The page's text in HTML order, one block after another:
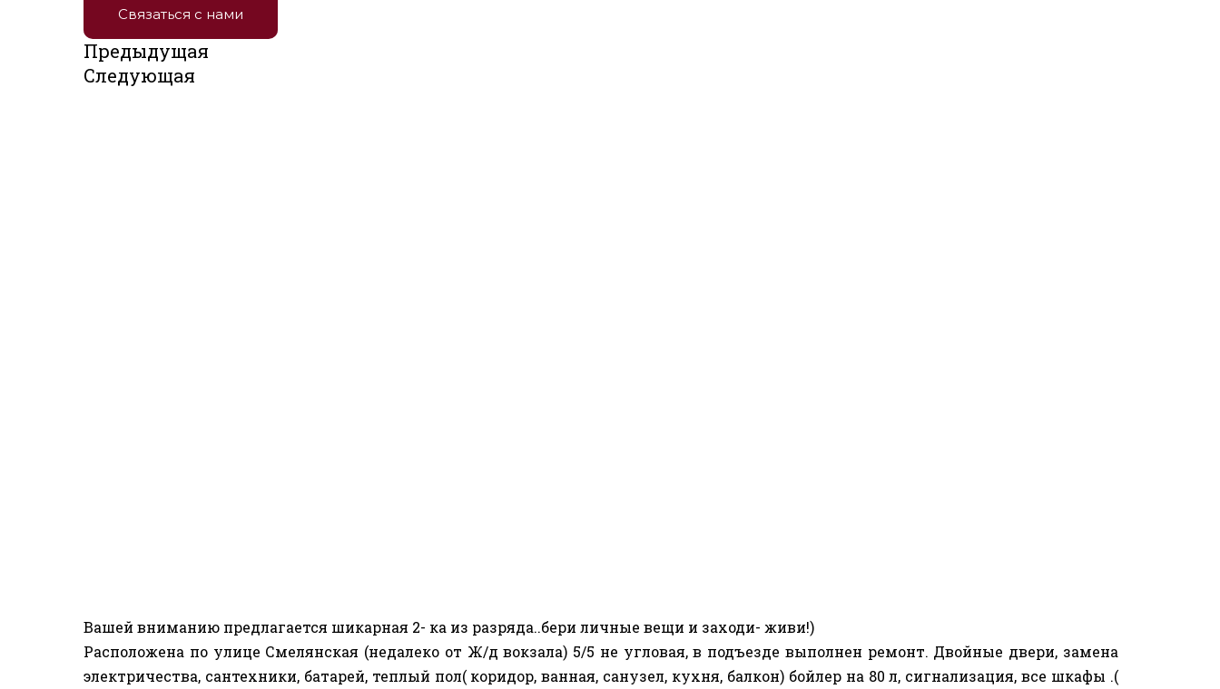
Связаться с нами
Предыдущая
Следующая
Вашей вниманию предлагается шикарная 2- ка из разряда..бери личные вещи и заходи- живи!)
Расположена по улице Смелянская (недалеко от Ж/д вокзала) 5/5 не угловая, в подъезде выполнен ремонт. Двойные двери, замена
электричества, сантехники, батарей, теплый пол( коридор, ванная, санузел, кухня, балкон) бойлер на 80 л, сигнализация, все шкафы .(